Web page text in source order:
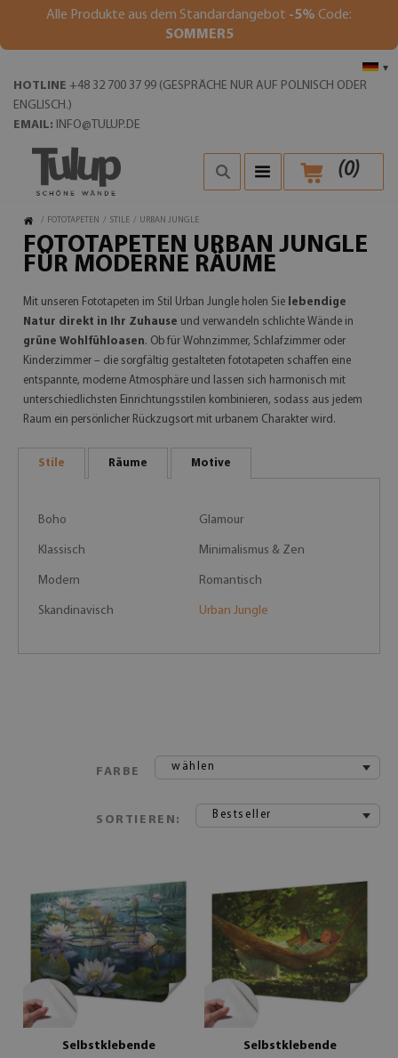
Alle Produkte aus dem Standardangebot -5% Code:
SOMMER5
▾
HOTLINE +48 32 700 37 99 (GESPRÄCHE NUR AUF POLNISCH ODER
ENGLISCH.)
EMAIL: INFO@TULUP.DE
(0)
/ FOTOTAPETEN / STILE / URBAN JUNGLE
FOTOTAPETEN URBAN JUNGLE
FÜR MODERNE RÄUME
Mit unseren Fototapeten im Stil Urban Jungle holen Sie
lebendige
Natur direkt in Ihr Zuhause und verwandeln schlichte Wände in
grüne Wohlfühloasen. Ob für Wohnzimmer, Schlafzimmer oder
Kinderzimmer – die sorgfältig gestalteten fototapeten schaffen eine
entspannte, moderne Atmosphäre und lassen sich harmonisch mit
unterschiedlichsten Einrichtungsstilen kombinieren, sodass aus jedem
Raum ein persönlicher Rückzugsort mit urbanem Charakter wird.
Stile Räume Motive
Boho Glamour
Klassisch Minimalismus & Zen
Modern Romantisch
Skandinavisch Urban Jungle
FARBE wählen
SORTIEREN: Bestseller
Selbstklebende
Selbstklebende